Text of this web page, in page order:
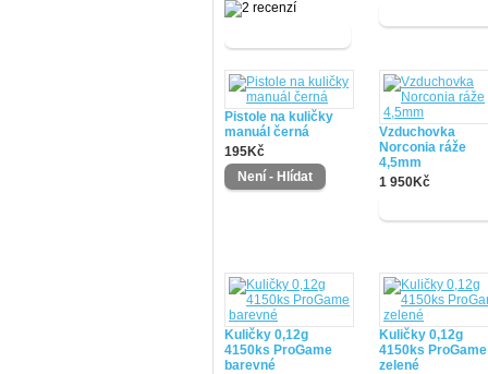
Pistole na kuličky
manuál černá
195Kč
Vzduchovka
Norconia ráže
4,5mm
1 950Kč
Kuličky 0,12g
4150ks ProGame
barevné
Kuličky 0,12g
4150ks ProGame
zelené